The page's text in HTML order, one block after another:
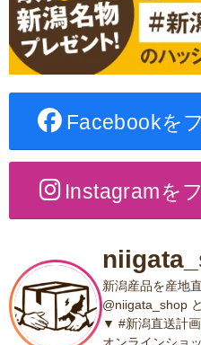
Facebookを
Instagramを
新潟産品を産地
@niigata_shop
▼ #新潟直送計